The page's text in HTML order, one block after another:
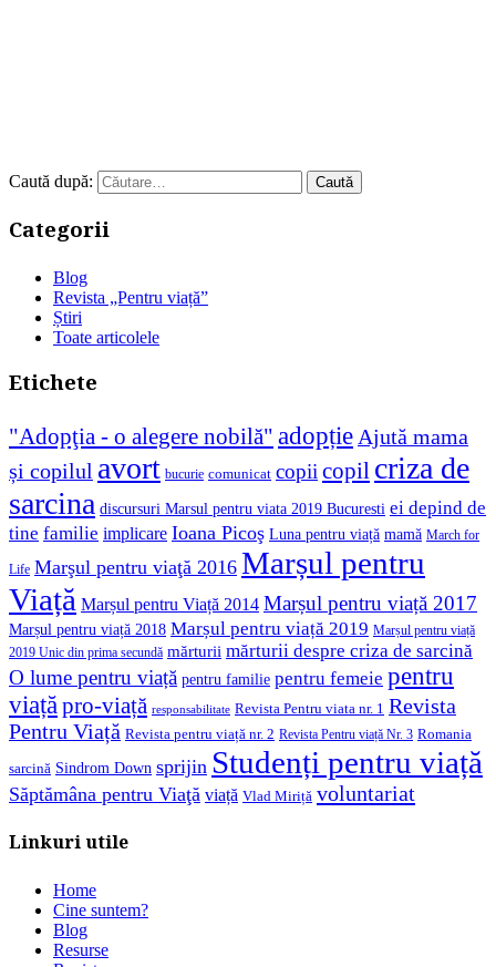
Caută după:
Categorii
Blog
Revista „Pentru viață”
Știri
Toate articolele
Etichete
"Adopţia - o alegere nobilă" adopție Ajută mama
și copilul avort bucurie comunicat copii copil criza de
sarcina discursuri Marsul pentru viata 2019 Bucuresti ei depind de
tine familie implicare Ioana Picoş Luna pentru viață mamă March for
Life Marşul pentru viaţă 2016 Marșul pentru
Viață Marșul pentru Viață 2014 Marșul pentru viață 2017
Marșul pentru viață 2018 Marșul pentru viață 2019 Marșul pentru viață
2019 Unic din prima secundă mărturii mărturii despre criza de sarcină
O lume pentru viață pentru familie pentru femeie pentru
viață pro-viață responsabilitate Revista Pentru viata nr. 1 Revista
Pentru Viață Revista pentru viață nr. 2 Revista Pentru viață Nr. 3 Romania
sarcină Sindrom Down sprijin Studenți pentru viață
Săptămâna pentru Viaţă viață Vlad Miriță voluntariat
Linkuri utile
Home
Cine suntem?
Blog
Resurse